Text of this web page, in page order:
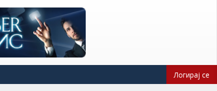
Логирај се